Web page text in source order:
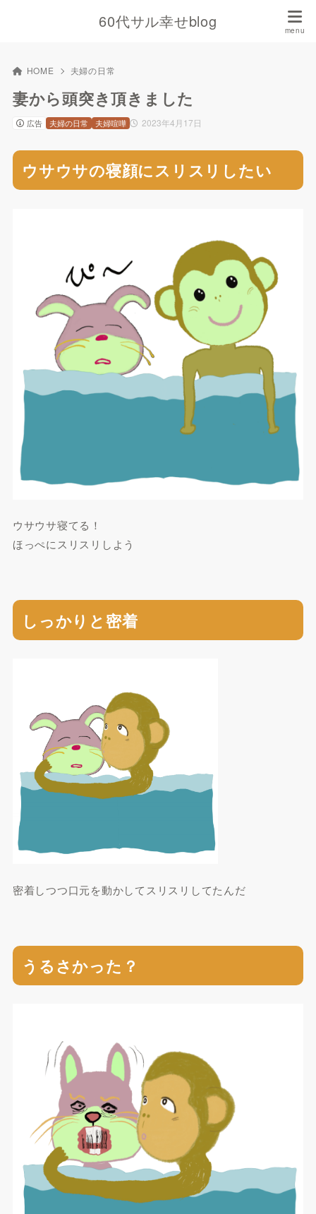
60代サル幸せblog
HOME 夫婦の日常
妻から頭突き頂きました
広告 2023年4月17日
夫婦の日常 夫婦喧嘩
ウサウサの寝顔にスリスリしたい
ウサウサ寝てる！
ほっぺにスリスリしよう
しっかりと密着
密着しつつ口元を動かしてスリスリしてたんだ
うるさかった？